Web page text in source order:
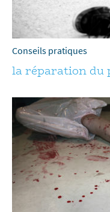
Conseils pratiques
la réparation du